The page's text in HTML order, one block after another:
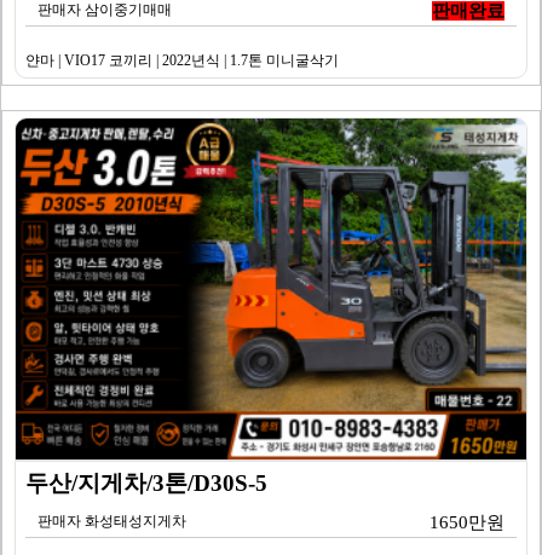
판매자 삼이중기매매 판매완료
얀마 | VIO17 코끼리 | 2022년식 | 1.7톤 미니굴삭기
두산/지게차/3톤/D30S-5
판매자 화성태성지게차 1650만원